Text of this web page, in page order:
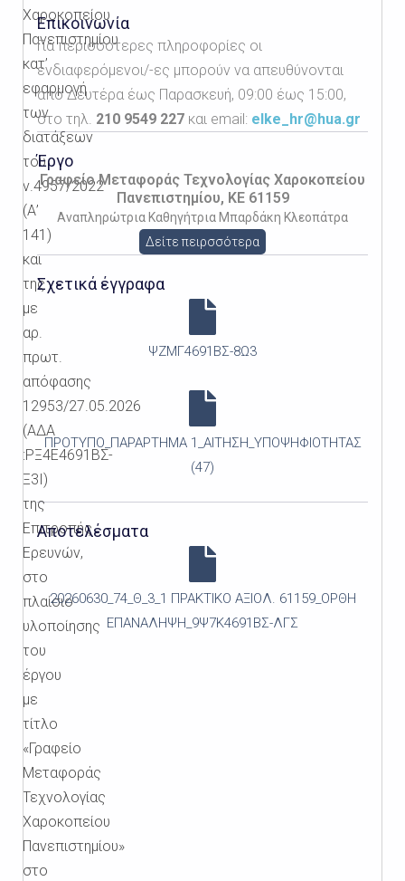
Χαροκοπείου
Πανεπιστημίου
κατ’
εφαρμογή
των
διατάξεων
του
ν.4957/2022
(Α’
141)
και
της
με
αρ.
πρωτ.
απόφασης
12953/27.05.2026
(ΑΔΑ
:ΡΞ4Ε4691ΒΣ-
Ξ3Ι)
της
Επιτροπής
Ερευνών,
στο
πλαίσιο
υλοποίησης
του
έργου
με
τίτλο
«Γραφείο
Μεταφοράς
Τεχνολογίας
Χαροκοπείου
Πανεπιστημίου»
στο
Επικοινωνία
Για περισσότερες πληροφορίες οι
ενδιαφερόμενοι/-ες μπορούν να απευθύνονται
από Δευτέρα έως Παρασκευή, 09:00 έως 15:00,
στο τηλ. 210 9549 227 και email: elke_hr@hua.gr
Έργο
Γραφείο Μεταφοράς Τεχνολογίας Χαροκοπείου
Πανεπιστημίου, KE 61159
Αναπληρώτρια Καθηγήτρια Μπαρδάκη Κλεοπάτρα
Δείτε πειρσσότερα
Σχετικά έγγραφα
ΨΖΜΓ4691ΒΣ-8Ω3
ΠΡΟΤΥΠΟ_ΠΑΡΑΡΤΗΜΑ 1_ΑΙΤΗΣΗ_ΥΠΟΨΗΦΙΟΤΗΤΑΣ
(47)
Αποτελέσματα
20260630_74_Θ_3_1 ΠΡΑΚΤΙΚΟ ΑΞΙΟΛ. 61159_ΟΡΘΗ
ΕΠΑΝΑΛΗΨΗ_9Ψ7Κ4691ΒΣ-ΛΓΣ